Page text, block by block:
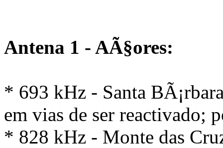
Antena 1 - AÃ§ores:
* 693 kHz - Santa
em vias de ser reactivado;
* 828 kHz - Monte das